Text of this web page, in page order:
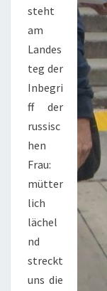
steht
am
Landes
teg der
Inbegri
ff der
russisc
hen
Frau:
mütter
lich
lächel
nd
streckt
uns die